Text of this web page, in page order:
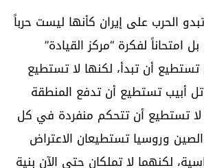
الحرب على إيران كأنها ليست حرباً
لفكرة “مركز القيادة”
أن تبدأ، لكنها لا تستطيع
أبيب تستطيع أن تدفع المنطقة
لا تستطيع أن تتحكم منفردة في كل
وروسيا تستطيعان الاعتراض
لكنهما لا تملكان حتى الآن بنية